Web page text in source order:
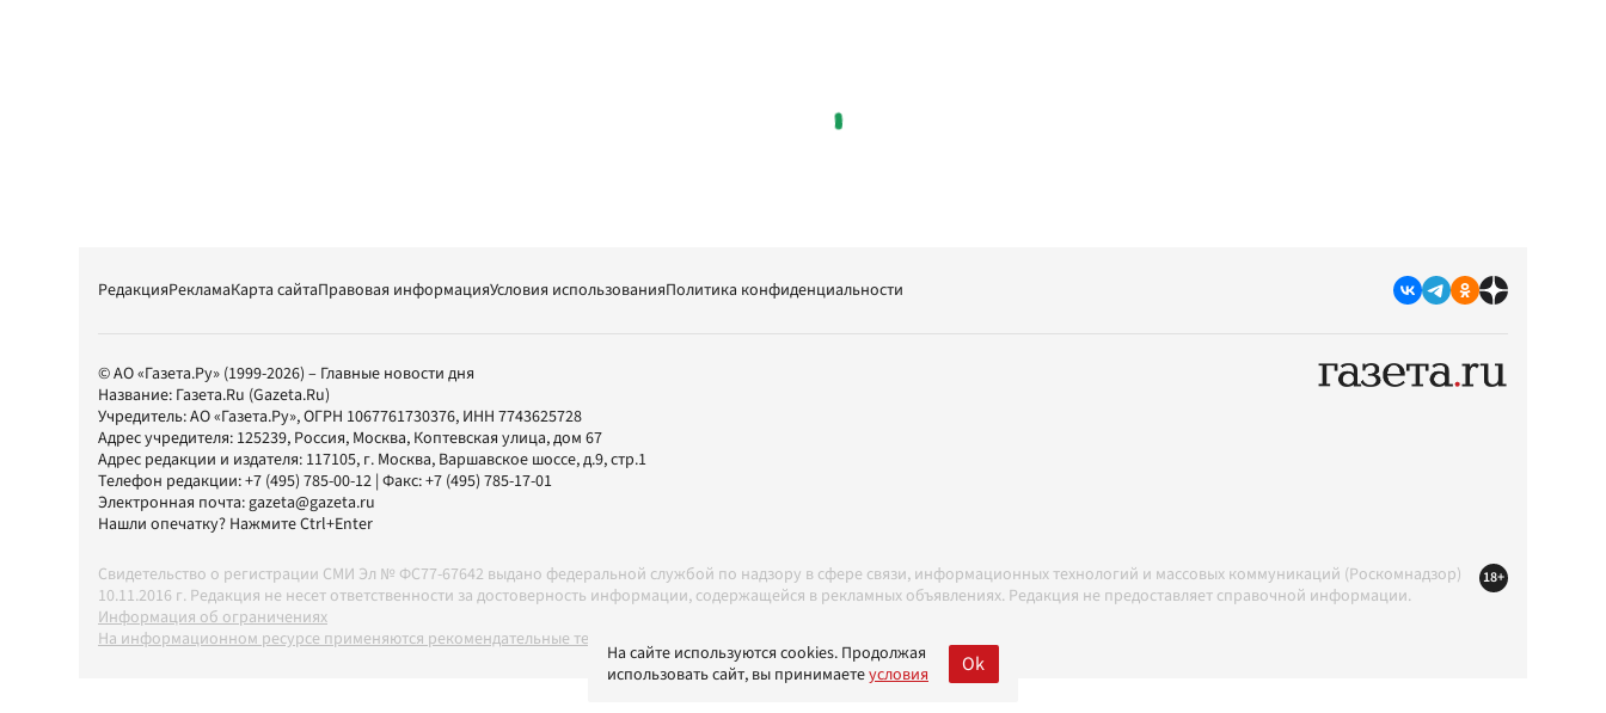
РедакцияРекламаКарта сайтаПравовая информацияУсловия использованияПолитика конфиденциальности
© АО «Газета.Ру» (1999-2026) – Главные новости дня
Название: Газета.Ru (Gazeta.Ru)
Учредитель:АО «Газета.Ру», ОГРН 1067761730376, ИНН 7743625728
Адрес учредителя: 125239, Россия, Москва, Коптевская улица, дом 67
Адрес редакции и издателя: 117105, г. Москва, Варшавское шоссе, д.9, стр.1
Телефон редакции:+7 (495) 785-00-12 | Факс:+7 (495) 785-17-01
Электронная почта:gazeta@gazeta.ru
Нашли опечатку? Нажмите Ctrl+Enter
Свидетельство о регистрации СМИ Эл № ФС77-67642 выдано федеральной службой по надзору в сфере связи, информационных технологий и массовых коммуникаций (Роскомнадзор)
10.11.2016 г. Редакция не несет ответственности за достоверность информации, содержащейся в рекламных объявлениях. Редакция не предоставляет справочной информации.
Информация об ограничениях
На информационном ресурсе применяются рекомендательные технологии в соответствии с Правилами
18+
На сайте используются cookies. Продолжая
использовать сайт, вы принимаетеусловия Ok